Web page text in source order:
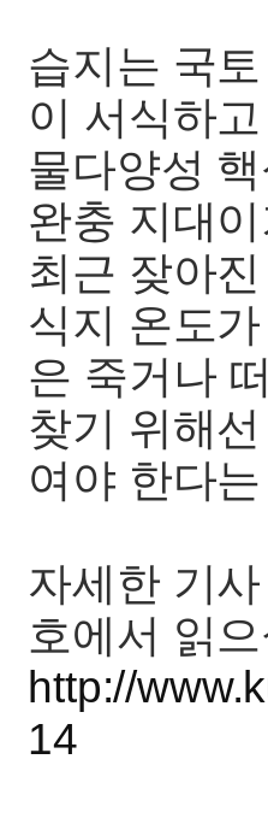
습지는 국
이 서식하
물다양성
완충 지대
최근 잦아
식지 온도
은 죽거나
찾기 위해
여야 한다
자세한 기
호에서 읽
http://
14